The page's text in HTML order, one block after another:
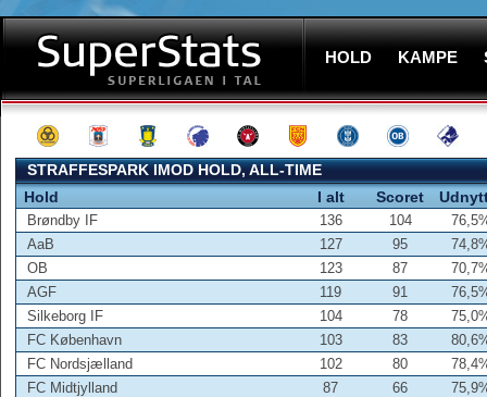
HOLD KAMPE
STRAFFESPARK IMOD HOLD, ALL-TIME
Hold
I alt Scoret
Brøndby IF 136 104
AaB
127 95
OB
123 87
AGF
119 91
Silkeborg IF
104 78
FC København
103 83
FC Nordsjælland
102 80
FC Midtjylland
87 66